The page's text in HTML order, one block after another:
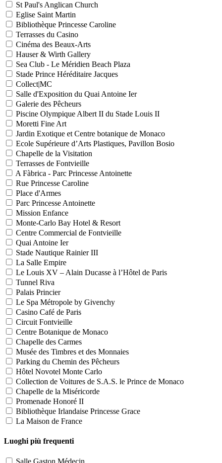
St Paul's Anglican Church
Eglise Saint Martin
Bibliothèque Princesse Caroline
Terrasses du Casino
Cinéma des Beaux-Arts
Hauser & Wirth Gallery
Sea Club - Le Méridien Beach Plaza
Stade Prince Héréditaire Jacques
Collect|MC
Salle d'Exposition du Quai Antoine Ier
Galerie des Pêcheurs
Piscine Olympique Albert II du Stade Louis II
Moretti Fine Art
Jardin Exotique et Centre botanique de Monaco
Ecole Supérieure d’Arts Plastiques, Pavillon Bosio
Chapelle de la Visitation
Terrasses de Fontvieille
A Fàbrica - Parc Princesse Antoinette
Rue Princesse Caroline
Place d'Armes
Parc Princesse Antoinette
Mission Enfance
Monte-Carlo Bay Hotel & Resort
Centre Commercial de Fontvieille
Quai Antoine Ier
Stade Nautique Rainier III
La Salle Empire
Le Louis XV – Alain Ducasse à l’Hôtel de Paris
Tunnel Riva
Palais Princier
Le Spa Métropole by Givenchy
Casino Café de Paris
Circuit Fontvieille
Centre Botanique de Monaco
Chapelle des Carmes
Musée des Timbres et des Monnaies
Parking du Chemin des Pêcheurs
Hôtel Novotel Monte Carlo
Collection de Voitures de S.A.S. le Prince de Monaco
Chapelle de la Miséricorde
Promenade Honoré II
Bibliothèque Irlandaise Princesse Grace
La Maison de France
Luoghi più frequenti
Salle Gaston Médecin